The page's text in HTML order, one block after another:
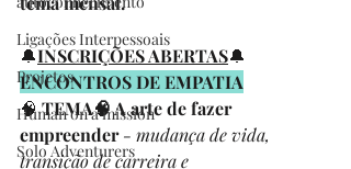
Ligações Interpessoais
Projetos
Human on a mission
Solo Adventurers
🔔INSCRIÇÕES ABERTAS🔔
ENCONTROS DE EMPATIA
🧠 TEMA🧠 A arte de fazer
empreender - mudança de vida,
transição de carreira e